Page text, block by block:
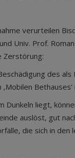
verurteilen
Univ. Prof.
Zerstörung:
des
Bethauses‘
Dunkeln liegt,
auslöst, gut
die sich in den